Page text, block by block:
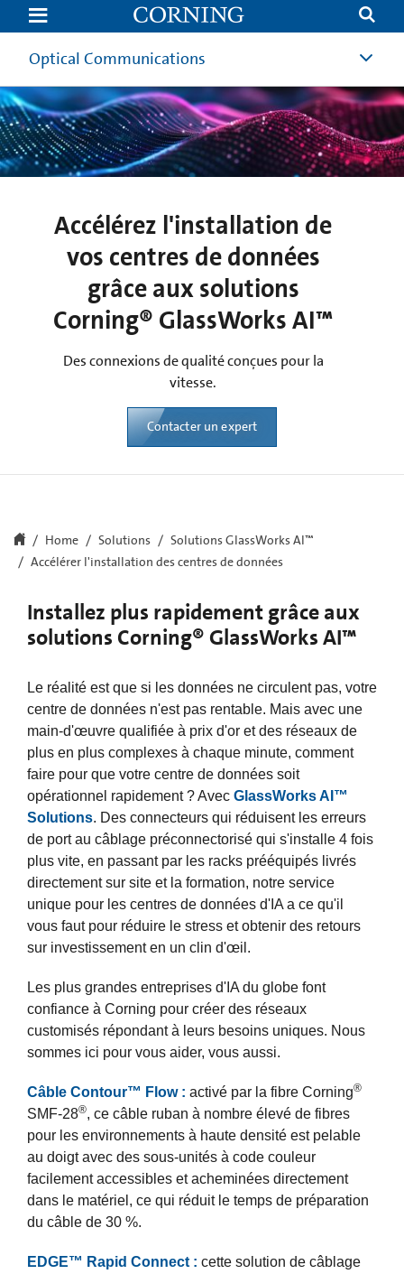
Accélérez
l'installation
de
centre
données
|
Corning®
GlassWorks
AI™
Optical Communications
Accélérez l'installation de
vos centres de données
grâce aux solutions
Corning® GlassWorks AI™
Des connexions de qualité conçues pour la
vitesse.
Contacter un expert
Home Solutions
Solutions GlassWorks AI™
Accélérer l'installation des centres de données
Installez plus rapidement grâce aux
solutions Corning® GlassWorks AI™
Le réalité est que si les données ne circulent pas, votre
centre de données n'est pas rentable. Mais avec une
main-d'œuvre qualifiée à prix d'or et des réseaux de
plus en plus complexes à chaque minute, comment
faire pour que votre centre de données soit
opérationnel rapidement ? Avec GlassWorks AI™
Solutions. Des connecteurs qui réduisent les erreurs
de port au câblage préconnectorisé qui s'installe 4 fois
plus vite, en passant par les racks prééquipés livrés
directement sur site et la formation, notre service
unique pour les centres de données d'IA a ce qu'il
vous faut pour réduire le stress et obtenir des retours
sur investissement en un clin d'œil.
Les plus grandes entreprises d'IA du globe font
confiance à Corning pour créer des réseaux
customisés répondant à leurs besoins uniques. Nous
sommes ici pour vous aider, vous aussi.
Câble Contour™ Flow : activé par la fibre Corning®
SMF-28®, ce câble ruban à nombre élevé de fibres
pour les environnements à haute densité est pelable
au doigt avec des sous-unités à code couleur
facilement accessibles et acheminées directement
dans le matériel, ce qui réduit le temps de préparation
du câble de 30 %.
EDGE™ Rapid Connect : cette solution de câblage